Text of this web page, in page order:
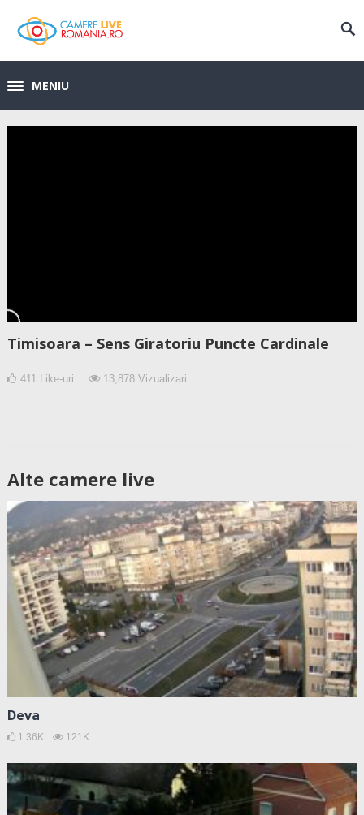
MENIU
Timisoara – Sens Giratoriu Puncte Cardinale
411 Like-uri 13,878Vizualizari
Alte camere live
Deva
1.36K 121K